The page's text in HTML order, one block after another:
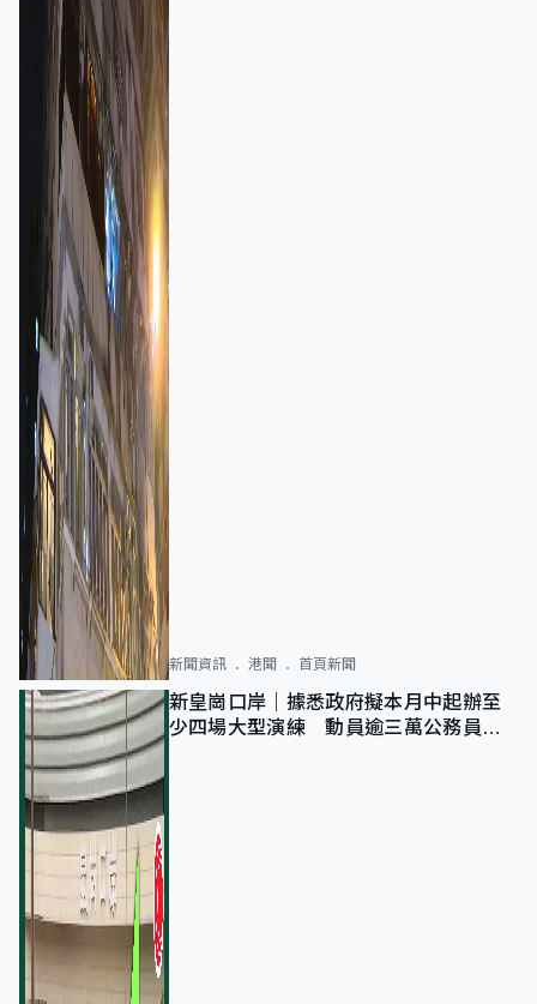
新聞資訊 港聞 首頁新聞
新皇崗口岸｜據悉政府擬本月中起辦至
少四場大型演練 動員逾三萬公務員人